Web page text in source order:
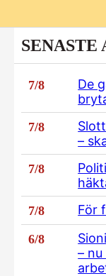
7/8
De
7/8
–
7/8
7/8 För
6/8
–